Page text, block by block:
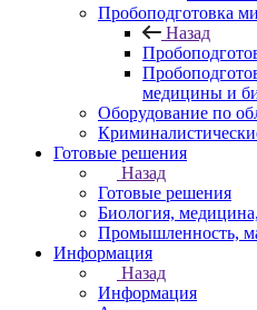
Пробоподготовка
Назад
медицины и
Оборудование по
Готовые решения
Назад
Готовые решения
Биология,
Промышленность,
Информация
Назад
Информация